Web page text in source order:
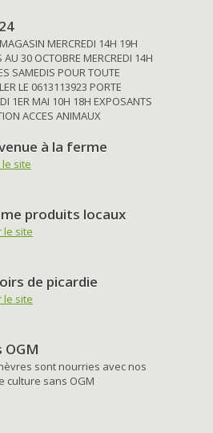
MERCREDI 14H 19H
30 OCTOBRE MERCREDI 14H
SAMEDIS POUR TOUTE
LE 0613113923 PORTE
1ER MAI 10H 18H EXPOSANTS
ACCES ANIMAUX
à la ferme
site
produits locaux
le site
de picardie
le site
OGM
sont nourries avec nos
culture sans OGM